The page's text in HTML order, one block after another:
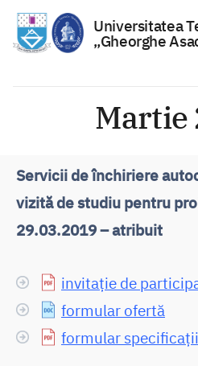
Universitatea
„Gheorghe
Martie
Servicii de închiriere
vizită de studiu pentru
29.03.2019 – atribuit
invitație de
formular ofertă
formular